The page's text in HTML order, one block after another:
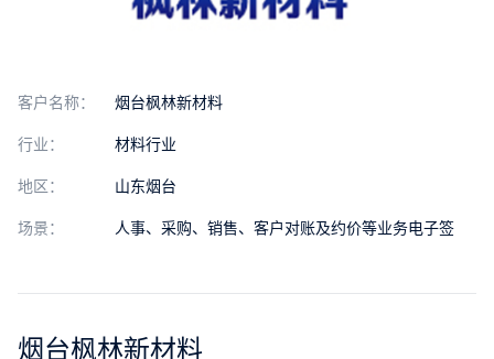
案例
全国
我们
客户名称： 烟台枫林新材料
行业： 材料行业
地区： 山东烟台
场景： 人事、采购、销售、客户对账及约价等业务电子签
烟台枫林新材料